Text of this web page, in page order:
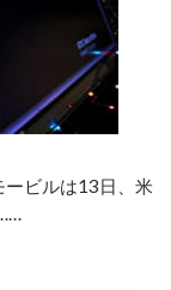
ービルは13日、米